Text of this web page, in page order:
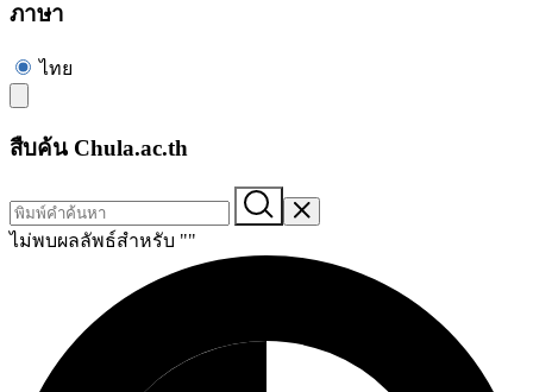
ภาษา
ไทย
สืบค้น Chula.ac.th
ไม่พบผลลัพธ์สำหรับ ""